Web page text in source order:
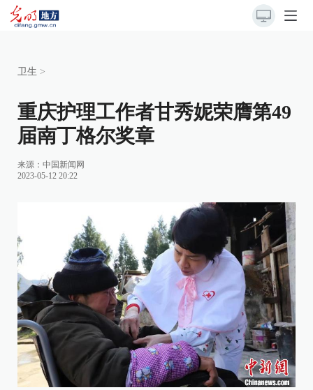
卫生 >
重庆护理工作者甘秀妮荣膺第49
届南丁格尔奖章
来源： 中国新闻网
2023-05-12 20:22